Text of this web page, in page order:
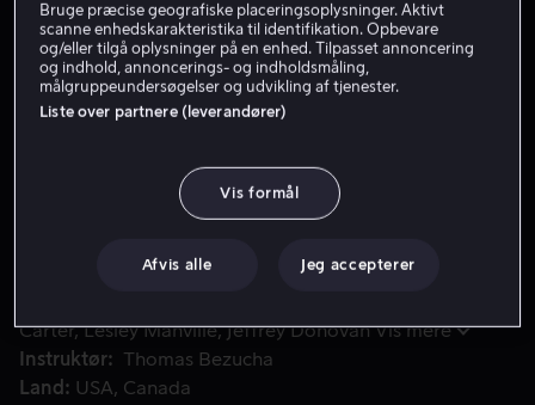
Få Viaplay
Se trailer
En pensioneret sherif og hans kone sørger over deres
En pensioneret sherif og hans kone sørger over deres
søns død og begiver sig ud for at opsøge deres eneste
Carter Lesley Manville Jeffrey Donovan Vis mere
Instruktør
Thomas Bezucha
Land
USA
Canada
Bruge præcise geografiske placeringsoplysninger. Aktivt
scanne enhedskarakteristika til identifikation. Opbevare
og/eller tilgå oplysninger på en enhed. Tilpasset annoncering
og indhold, annoncerings- og indholdsmåling,
målgruppeundersøgelser og udvikling af tjenester.
Liste over partnere (leverandører)
Vis formål
Afvis alle Jeg accepterer